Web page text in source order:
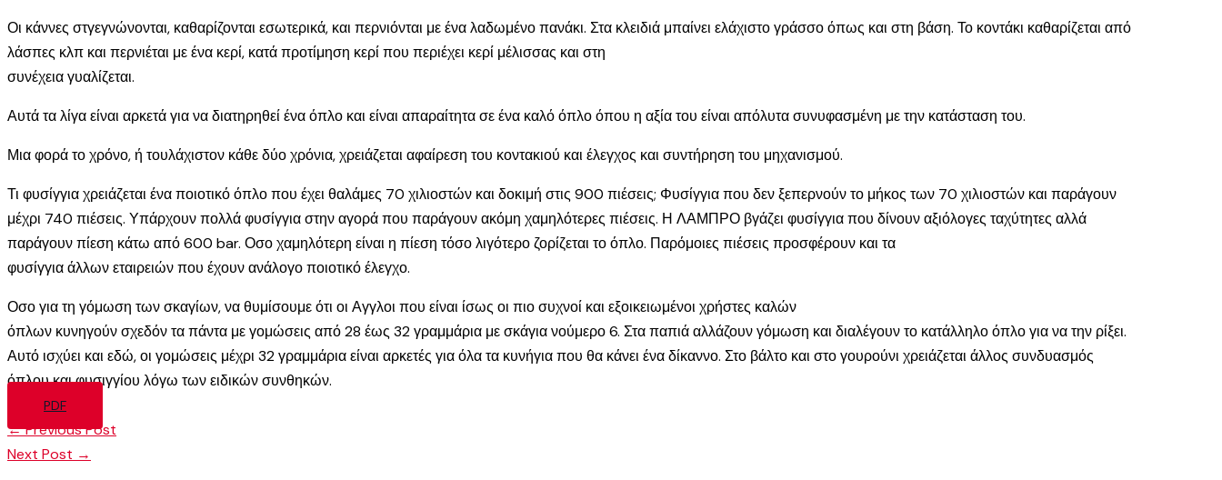
Οι κάννες στγεγνώνονται, καθαρίζονται εσωτερικά, και περνιόνται με ένα λαδωμένο πανάκι. Στα κλειδιά μπαίνει ελάχιστο γράσσο όπως και στη βάση. Το κοντάκι καθαρίζεται από
λάσπες κλπ και περνιέται με ένα κερί, κατά προτίμηση κερί που περιέχει κερί μέλισσας και στη
συνέχεια γυαλίζεται.
Αυτά τα λίγα είναι αρκετά για να διατηρηθεί ένα όπλο και είναι απαραίτητα σε ένα καλό όπλο όπου η αξία του είναι απόλυτα συνυφασμένη με την κατάσταση του.
Μια φορά το χρόνο, ή τουλάχιστον κάθε δύο χρόνια, χρειάζεται αφαίρεση του κοντακιού και έλεγχος και συντήρηση του μηχανισμού.
Τι φυσίγγια χρειάζεται ένα ποιοτικό όπλο που έχει θαλάμες 70 χιλιοστών και δοκιμή στις 900 πιέσεις; Φυσίγγια που δεν ξεπερνούν το μήκος των 70 χιλιοστών και παράγουν
μέχρι 740 πιέσεις. Υπάρχουν πολλά φυσίγγια στην αγορά που παράγουν ακόμη χαμηλότερες πιέσεις. Η ΛΑΜΠΡΟ βγάζει φυσίγγια που δίνουν αξιόλογες ταχύτητες αλλά
παράγουν πίεση κάτω από 600 bar. Οσο χαμηλότερη είναι η πίεση τόσο λιγότερο ζορίζεται το όπλο. Παρόμοιες πιέσεις προσφέρουν και τα
φυσίγγια άλλων εταιρειών που έχουν ανάλογο ποιοτικό έλεγχο.
Οσο για τη γόμωση των σκαγίων, να θυμίσουμε ότι οι Αγγλοι που είναι ίσως οι πιο συχνοί και εξοικειωμένοι χρήστες καλών
όπλων κυνηγούν σχεδόν τα πάντα με γομώσεις από 28 έως 32 γραμμάρια με σκάγια νούμερο 6. Στα παπιά αλλάζουν γόμωση και διαλέγουν το κατάλληλο όπλο για να την ρίξει.
Αυτό ισχύει και εδώ, οι γομώσεις μέχρι 32 γραμμάρια είναι αρκετές για όλα τα κυνήγια που θα κάνει ένα δίκαννο. Στο βάλτο και στο γουρούνι χρειάζεται άλλος συνδυασμός
όπλου και φυσιγγίου λόγω των ειδικών συνθηκών.
PDF
←Previous Post
Next Post →